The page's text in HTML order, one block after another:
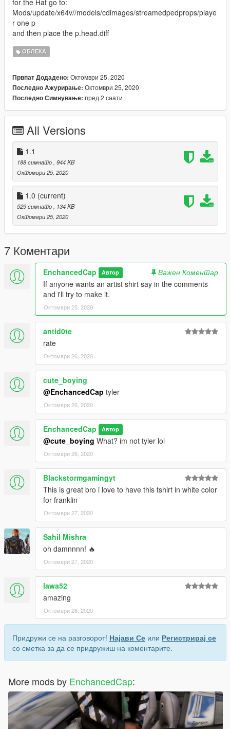
Mods/update/x64v//models/cdimages/streamedpedprops/playe
r one p
and then place the p.head.diff
ОБЛЕКА
Првпат Додадено: Октомври 25, 2020
Последно Ажурирање: Октомври 25, 2020
Последно Симнување: пред 2 саати
All Versions
1.1
188 симнато , 944 KB
Октомври 25, 2020
1.0 (current)
529 симнато
, 134 KB
Октомври 25, 2020
7 Коментари
EnchancedCap Автор
Важен Коментар
If anyone wants an artist shirt say in the comments
and i'll try to make it.
Октомври 25, 2020
antid0te
rate
Октомври 26, 2020
cute_boying
@EnchancedCap tyler
Октомври 26, 2020
EnchancedCap Автор
@cute_boying What? im not tyler lol
Октомври 26, 2020
Blackstormgamingyt
This is great bro i love to have this tshirt in white color
for franklin
Октомври 27, 2020
Sahil Mishra
oh damnnnn! 🔥
Октомври 27, 2020
lawa52
amazing
Октомври 28, 2020
Придружи се на разговорот! Најави Се или Регистрирај се
со сметка за да се придружиш на коментарите.
More mods by EnchancedCap: